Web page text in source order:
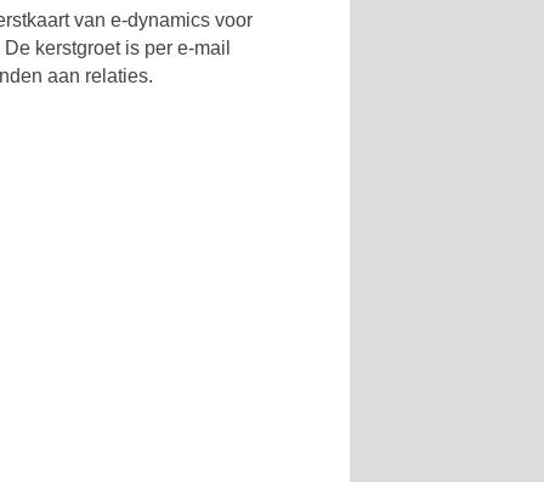
van e-dynamics voor
kerstgroet is per e-mail
aan relaties.